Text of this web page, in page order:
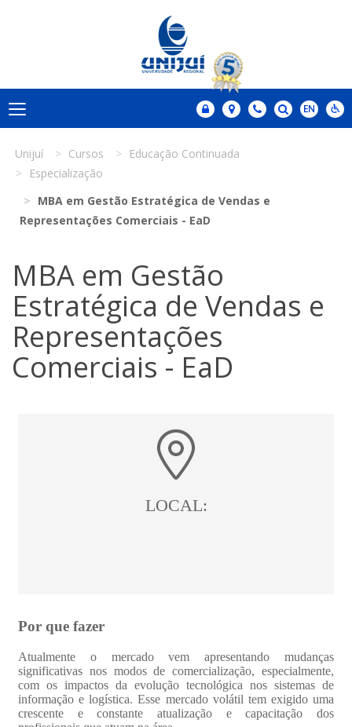
Unijuí Cursos
Educação Continuada
Especialização
MBA em Gestão Estratégica de Vendas e
Representações Comerciais - EaD
MBA em Gestão
Estratégica de Vendas e
Representações
Comerciais - EaD